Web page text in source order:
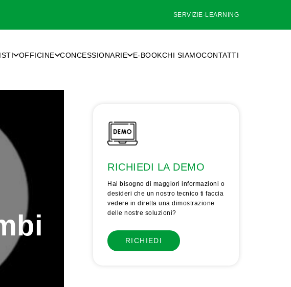
SERVIZI E-LEARNING
OFFICINE CONCESSIONARIE E-BOOKCHI SIAMOCONTATTI
RICHIEDI LA DEMO
Hai bisogno di maggiori informazioni o
desideri che un nostro tecnico ti faccia
vedere in diretta una dimostrazione
delle nostre soluzioni?
RICHIEDI